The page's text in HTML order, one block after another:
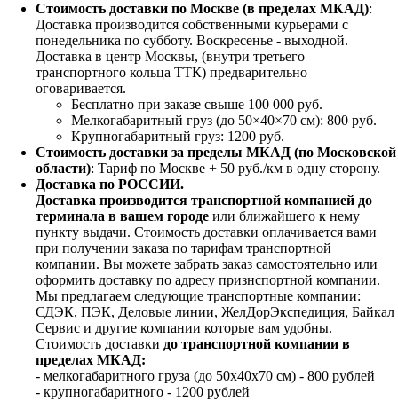
Стоимость доставки по Москве (в пределах МКАД):
Доставка производится собственными курьерами с
понедельника по субботу. Воскресенье - выходной.
Доставка в центр Москвы, (внутри третьего
транспортного кольца ТТК) предварительно
оговаривается.
Бесплатно при заказе свыше 100 000 руб.
Мелкогабаритный груз (до 50×40×70 см): 800 руб.
Крупногабаритный груз: 1200 руб.
Стоимость доставки за пределы МКАД (по Московской
области): Тариф по Москве + 50 руб./км в одну сторону.
Доставка по РОССИИ.
Доставка производится транспортной компанией до
терминала в вашем городе или ближайшего к нему
пункту выдачи. Стоимость доставки оплачивается вами
при получении заказа по тарифам транспортной
компании. Вы можете забрать заказ самостоятельно или
оформить доставку по адресу признспортной компании.
Мы предлагаем следующие транспортные компании:
СДЭК, ПЭК, Деловые линии, ЖелДорЭкспедиция, Байкал
Сервис и другие компании которые вам удобны.
Стоимость доставки до транспортной компании в
пределах МКАД:
- мелкогабаритного груза (до 50х40х70 см) - 800 рублей
- крупногабаритного - 1200 рублей